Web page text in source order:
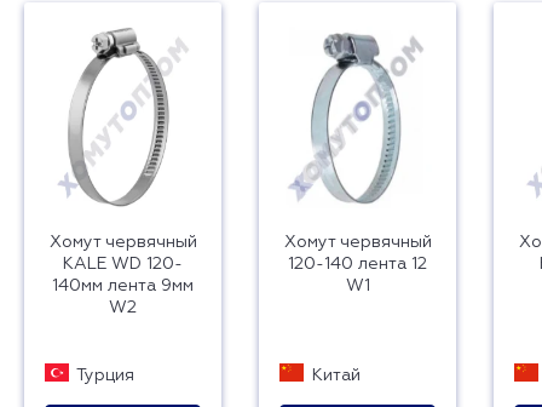
Хомут червячный
KALE WD 120-
140мм лента 9мм
W2
Турция
Хомут червячный
120-140 лента 12
W1
Китай